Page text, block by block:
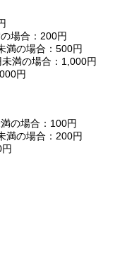
場合：200円
満の場合：500円
満の場合：1,000円
円
の場合：100円
満の場合：200円